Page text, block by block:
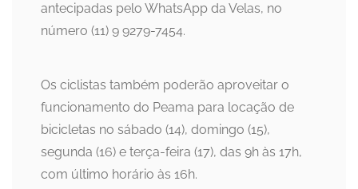
antecipadas pelo WhatsApp da Velas, no
número (11) 9 9279-7454.
Os ciclistas também poderão aproveitar o
funcionamento do Peama para locação de
bicicletas no sábado (14), domingo (15),
segunda (16) e terça-feira (17), das 9h às 17h,
com último horário às 16h.